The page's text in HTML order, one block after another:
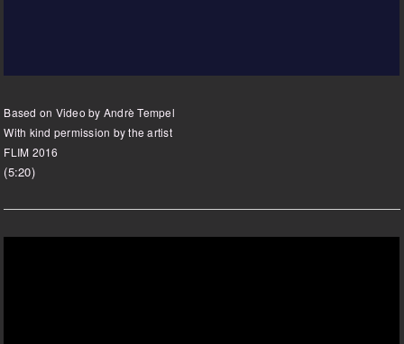
Based on Video by Andrè Tempel
With kind permission by the artist
FLIM 2016
(5:20)